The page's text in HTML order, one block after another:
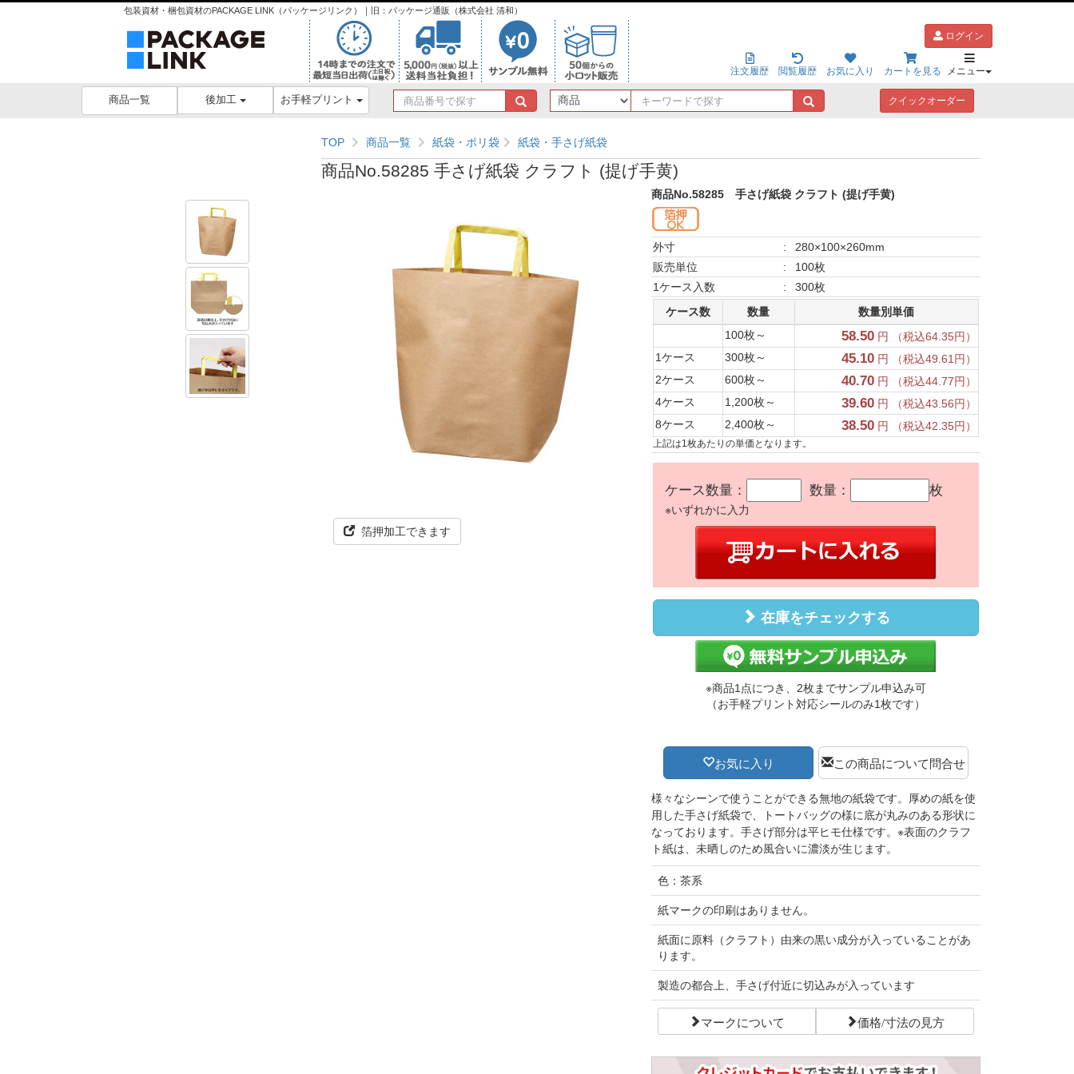
包装資材・梱包資材のPACKAGE LINK（パッケージリンク）｜旧：パッケージ通販（株式会社 清和）
ログイン
注文履歴 閲覧履歴 お気に入り カートを見る メニュー
商品一覧 後加工 お手軽プリント
商
品
号
で
探
キ
ー
ド
探
クイックオーダー
TOP 商品一覧 紙袋・ポリ袋 紙袋・手さげ紙袋
商品No.58285 手さげ紙袋 クラフト (提げ手黄)
箔押加工できます
商品No.58285 手さげ紙袋 クラフト (提げ手黄)
外寸 :
280×100×260mm
販売単位
:
100枚
1ケース入数
:
300枚
ケース数
数量
数量別単価
100枚～
58.50円 （税込64.35円）
1ケース
300枚～ 45.10円 （税込49.61円）
2ケース
600枚～ 40.70円 （税込44.77円）
4ケース
1,200枚～ 39.60円 （税込43.56円）
8ケース
2,400枚～ 38.50円 （税込42.35円）
上記は1枚あたりの単価となります。
ケース数量： 数量： 枚
※いずれかに入力
在庫をチェックする
※商品1点につき、2枚までサンプル申込み可
（お手軽プリント対応シールのみ1枚です）
お気に入り この商品について問合せ
様々なシーンで使うことができる無地の紙袋です。厚めの紙を使
用した手さげ紙袋で、トートバッグの様に底が丸みのある形状に
なっております。手さげ部分は平ヒモ仕様です。※表面のクラフ
ト紙は、未晒しのため風合いに濃淡が生じます。
色：茶系
紙マークの印刷はありません。
紙面に原料（クラフト）由来の黒い成分が入っていることがあ
ります。
製造の都合上、手さげ付近に切込みが入っています
マークについて 価格/寸法の見方